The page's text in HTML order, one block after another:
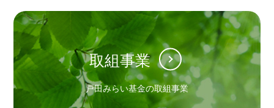
取組事業
戸田みらい基金の取組事業